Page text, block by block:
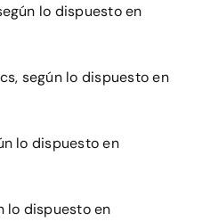
lo dispuesto en
según lo dispuesto en
lo dispuesto en
lo dispuesto en